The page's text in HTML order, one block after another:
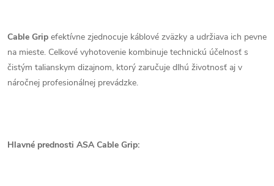
Cable Grip efektívne zjednocuje káblové zväzky a udržiava ich pevne
na mieste. Celkové vyhotovenie kombinuje technickú účelnosť s
čistým talianskym dizajnom, ktorý zaručuje dlhú životnosť aj v
náročnej profesionálnej prevádzke.
Hlavné prednosti ASA Cable Grip: